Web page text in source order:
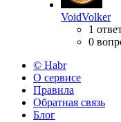
VoidVolker
1
0
© Habr
О сервисе
Правила
Обратная связь
Блог